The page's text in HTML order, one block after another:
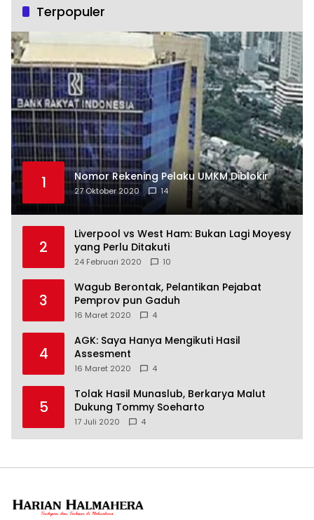
Terpopuler
1 Nomor Rekening Pelaku UMKM Diblokir
27 Oktober 2020 14
2
Liverpool vs West Ham: Bukan Lagi Moyesy
yang Perlu Ditakuti
24 Februari 2020 10
3
Wagub Berontak, Pelantikan Pejabat
Pemprov pun Gaduh
16 Maret 2020 4
4
AGK: Saya Hanya Mengikuti Hasil
Assesment
16 Maret 2020 4
5
Tolak Hasil Munaslub, Berkarya Malut
Dukung Tommy Soeharto
17 Juli 2020 4